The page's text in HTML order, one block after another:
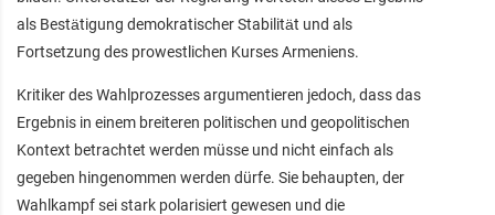
als Bestätigung demokratischer Stabilität und als
Fortsetzung des prowestlichen Kurses Armeniens.
Kritiker des Wahlprozesses argumentieren jedoch, dass das
Ergebnis in einem breiteren politischen und geopolitischen
Kontext betrachtet werden müsse und nicht einfach als
gegeben hingenommen werden dürfe. Sie behaupten, der
Wahlkampf sei stark polarisiert gewesen und die